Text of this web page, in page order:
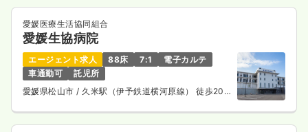
愛媛医療生活協同組合
愛媛生協病院
エージェント求人 88床 7:1
電子カルテ
車通勤可
託児所
愛媛県松山市/ 久米駅（伊予鉄道横河原線） 徒歩20